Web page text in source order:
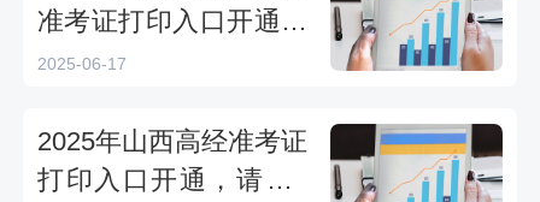
准考证打印入口开通，
请于6月21日17∶00前打
2025-06-17
2025年山西高经准考证
打印入口开通，请于6